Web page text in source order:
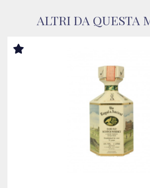
ALTRI DA QUESTA